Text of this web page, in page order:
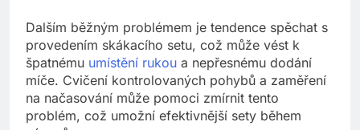
Dalším běžným problémem je tendence spěchat s
provedením skákacího setu, což může vést k
špatnému umístění rukou a nepřesnému dodání
míče. Cvičení kontrolovaných pohybů a zaměření
na načasování může pomoci zmírnit tento
problém, což umožní efektivnější sety během